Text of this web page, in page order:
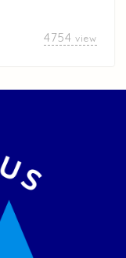
4754 view